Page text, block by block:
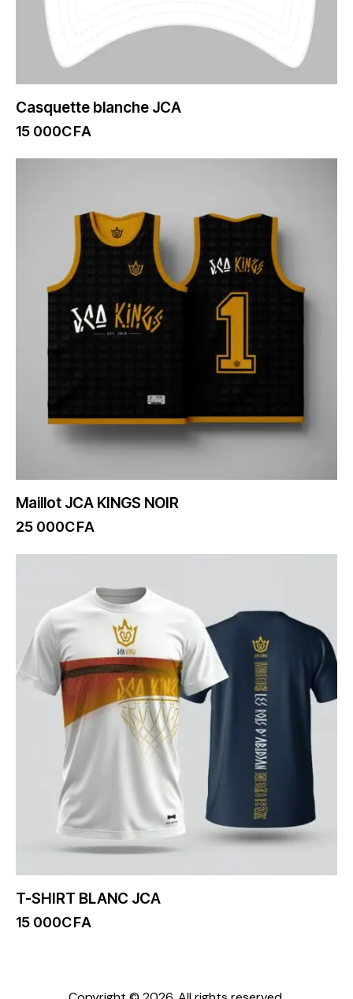
Casquette blanche JCA
15 000CFA
Maillot JCA KINGS NOIR
25 000CFA
T-SHIRT BLANC JCA
15 000CFA